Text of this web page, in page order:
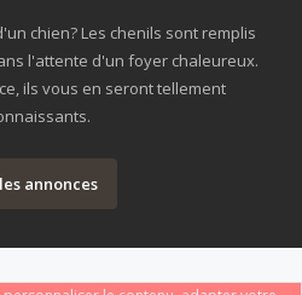
chien? Les chenils sont remplis
l'attente d'un foyer chaleureux.
ils vous en seront tellement
annonces